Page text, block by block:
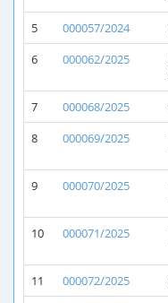
5
000057/2024
6
000062/2025
7
000068/2025
8
000069/2025
9
000070/2025
10
000071/2025
11
000072/2025